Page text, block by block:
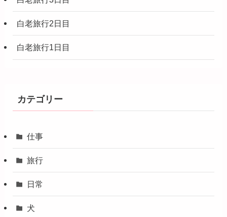
白老旅行2日目
白老旅行1日目
カテゴリー
仕事
旅行
日常
犬